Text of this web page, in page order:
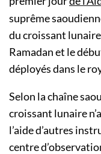
suprême
du croissant
Ramadan et le
déployés dans le
Selon la chaîne
croissant lunaire
l’aide d’autres
centre